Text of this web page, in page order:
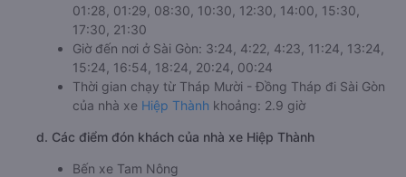
01:28, 01:29, 08:30, 10:30, 12:30, 14:00, 15:30,
17:30, 21:30
Giờ đến nơi ở Sài Gòn: 3:24, 4:22, 4:23, 11:24, 13:24,
15:24, 16:54, 18:24, 20:24, 00:24
Thời gian chạy từ Tháp Mười - Đồng Tháp đi Sài Gòn
của nhà xe Hiệp Thành khoảng: 2.9 giờ
d. Các điểm đón khách của nhà xe Hiệp Thành
Bến xe Tam Nông